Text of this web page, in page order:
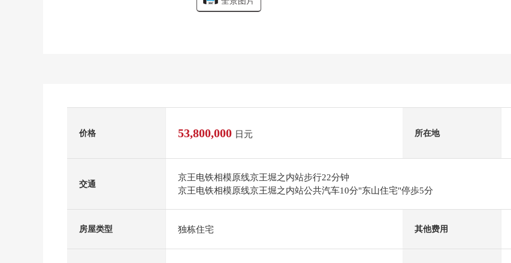
价格 53,800,000 日元 所在地
交通
京王电铁相模原线京王堀之内站步行22分钟
京王电铁相模原线京王堀之内站公共汽车10分"东山住宅"停歩5分
房屋类型 独栋住宅 其他费用